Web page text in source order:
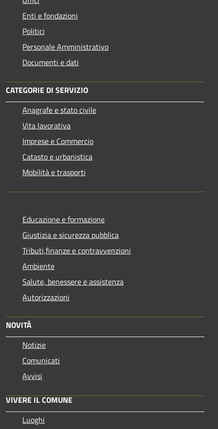
Enti e fondazioni
Politici
Personale Amministrativo
Documenti e dati
CATEGORIE DI SERVIZIO
Anagrafe e stato civile
Vita lavorativa
Imprese e Commercio
Catasto e urbanistica
Mobilità e trasporti
Educazione e formazione
Giustizia e sicurezza pubblica
Tributi,finanze e contravvenzioni
Ambiente
Salute, benessere e assistenza
Autorizzazioni
NOVITÀ
Notizie
Comunicati
Avvisi
VIVERE IL COMUNE
Luoghi